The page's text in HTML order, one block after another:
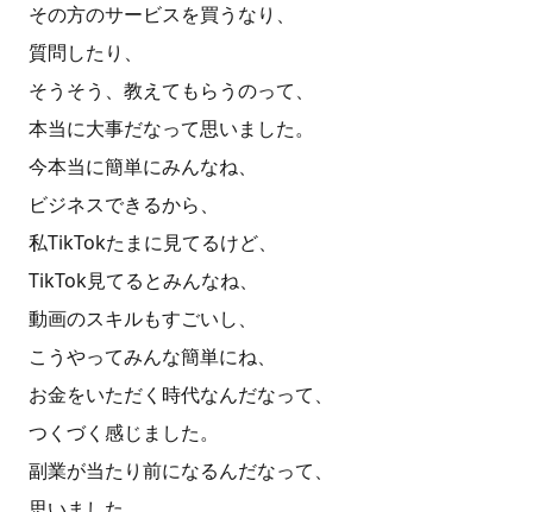
その方のサービスを買うなり、
質問したり、
そうそう、教えてもらうのって、
本当に大事だなって思いました。
今本当に簡単にみんなね、
ビジネスできるから、
私TikTokたまに見てるけど、
TikTok見てるとみんなね、
動画のスキルもすごいし、
こうやってみんな簡単にね、
お金をいただく時代なんだなって、
つくづく感じました。
副業が当たり前になるんだなって、